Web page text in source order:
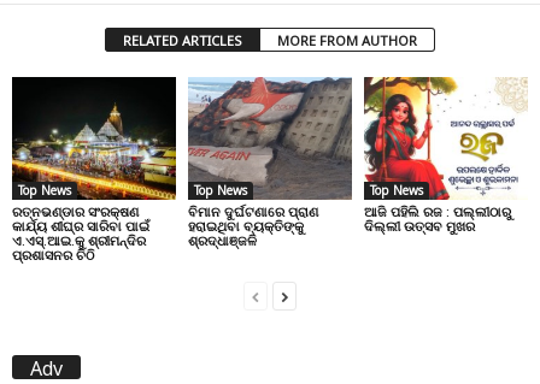
RELATED ARTICLES MORE FROM AUTHOR
Top News
ରତ୍ନଭଣ୍ଡାର ସଂରକ୍ଷଣ
କାର୍ଯ୍ୟ ଶୀଘ୍ର ସାରିବା ପାଇଁ
ଏ.ଏସ୍.ଆଇ.କୁ ଶ୍ରୀମନ୍ଦିର
ପ୍ରଶାସନର ଚିଠି
Top News
ବିମାନ ଦୁର୍ଘଟଣାରେ ପ୍ରାଣ
ହରାଇଥିବା ବ୍ୟକ୍ତିଙ୍କୁ
ଶ୍ରଦ୍ଧାଞ୍ଜଳି
Top News
ଆଜି ପହିଲି ରଜ : ପଲ୍ଲୀଠାରୁ
ଦିଲ୍ଲୀ ଉତ୍ସବ ମୁଖର
Adv